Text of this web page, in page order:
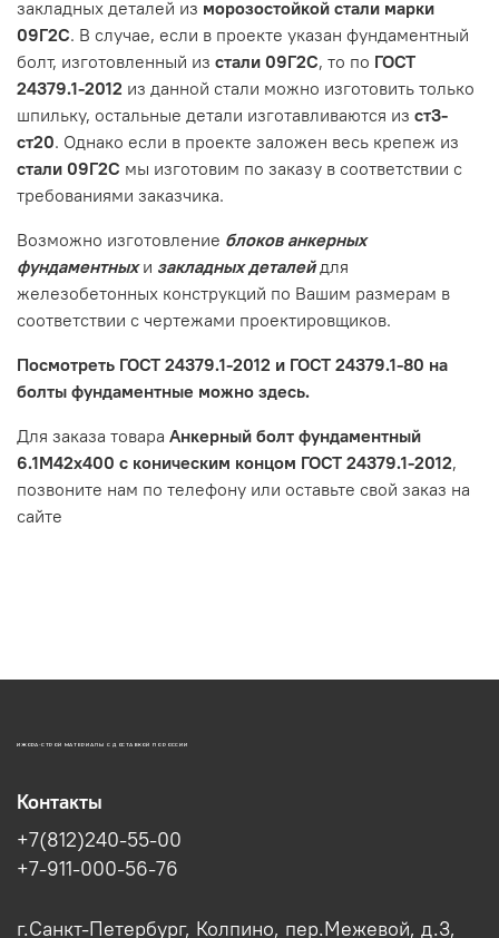
закладных деталей из морозостойкой стали марки
09Г2С. В случае, если в проекте указан фундаментный
болт, изготовленный из стали 09Г2С, то по ГОСТ
24379.1-2012 из данной стали можно изготовить только
шпильку, остальные детали изготавливаются из ст3-
ст20. Однако если в проекте заложен весь крепеж из
стали 09Г2С мы изготовим по заказу в соответствии с
требованиями заказчика.
Возможно изготовление блоков анкерных
фундаментныхи закладных деталейдля
железобетонных конструкций по Вашим размерам в
соответствии с чертежами проектировщиков.
Посмотреть ГОСТ 24379.1-2012 и ГОСТ 24379.1-80 на
болты фундаментные можно здесь.
Для заказа товара Анкерный болт фундаментный
6.1М42х400 с коническим концом ГОСТ 24379.1-2012,
позвоните нам по телефону или оставьте свой заказ на
сайте
ИЖОРА-СТРОЙ МАТЕРИАЛЫ С ДОСТАВКОЙ ПО РОССИИ
Контакты
+7(812)240-55-00
+7-911-000-56-76
г.Санкт-Петербург, Колпино, пер.Межевой, д.3,